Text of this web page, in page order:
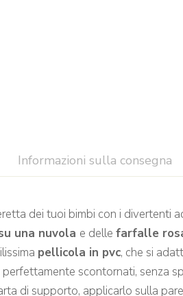
Informazioni sulla consegna
dei tuoi bimbi con i divertenti
una nuvola e delle farfalle
pellicola in pvc, che si
scontornati, senza
di supporto, applicarlo sulla